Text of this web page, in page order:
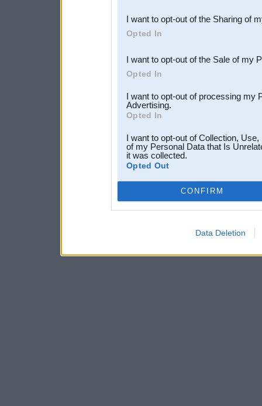
Downstream Participants
third parties.
I want to opt-out of the Sharing of
Opted In
I want to opt-out of the Sale of my
Opted In
I want to opt-out of processing my
Advertising.
Opted In
I want to opt-out of Collection,
of my Personal Data that Is
it was collected.
Opted Out
CONFIRM
Data Deletion